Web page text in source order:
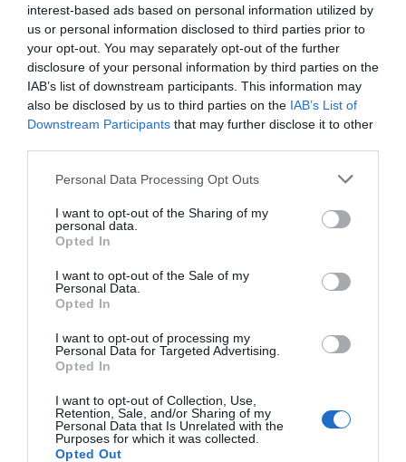
interest-based ads based on personal information utilized by
us or personal information disclosed to third parties prior to
your opt-out. You may separately opt-out of the further
disclosure of your personal information by third parties on the
IAB’s list of downstream participants. This information may
also be disclosed by us to third parties on the IAB’s List of
Downstream Participants that may further disclose it to other
Personal Data Processing Opt Outs
I want to opt-out of the Sharing of my
personal data.
Opted In
I want to opt-out of the Sale of my
Personal Data.
Opted In
I want to opt-out of processing my
Personal Data for Targeted Advertising.
Opted In
I want to opt-out of Collection, Use,
Retention, Sale, and/or Sharing of my
Personal Data that Is Unrelated with the
Purposes for which it was collected.
Opted Out
Mitä mieltä olet videosta? Ansaitsiko opettaja potkun
munille? Kommentoi alas!
Jaa artikkeli:
F
a
c
e
b
o
o
k
M
e
ss
e
n
g
er
X W
at
A
p
C
p
Li
k
S
ar